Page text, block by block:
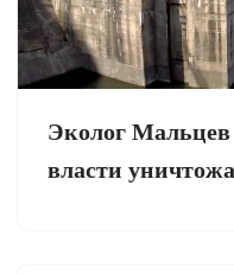
Эколог Мальцев
власти